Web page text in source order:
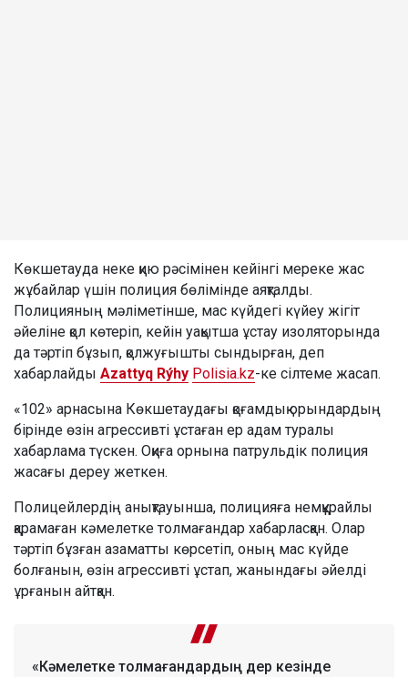
Көкшетауда неке қию рәсімінен кейінгі мереке жас
жұбайлар үшін полиция бөлімінде аяқталды.
Полицияның мәліметінше, мас күйдегі күйеу жігіт
әйеліне қол көтеріп, кейін уақытша ұстау изоляторында
да тәртіп бұзып, қолжуғышты сындырған, деп
хабарлайды Azattyq Rýhy Polisia.kz-ке сілтеме жасап.
«102» арнасына Көкшетаудағы қоғамдық орындардың
бірінде өзін агрессивті ұстаған ер адам туралы
хабарлама түскен. Оқиға орнына патрульдік полиция
жасағы дереу жеткен.
Полицейлердің анықтауынша, полицияға немқұрайлы
қарамаған кәмелетке толмағандар хабарласқан. Олар
тәртіп бұзған азаматты көрсетіп, оның мас күйде
болғанын, өзін агрессивті ұстап, жанындағы әйелді
ұрғанын айтқан.
«Кәмелетке толмағандардың дер кезінде